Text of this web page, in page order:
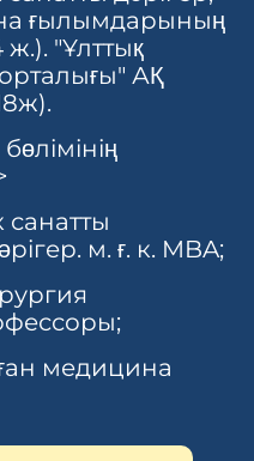
ғылымдарының
"Ұлттық
АҚ
санатты
м. ғ. к. MBA;
медицина